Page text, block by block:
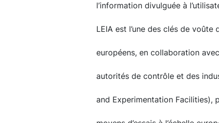
l’information divulguée à
LEIA est l’une des clés de
européens, en collaboration
autorités de contrôle et des
and Experimentation Facilities),